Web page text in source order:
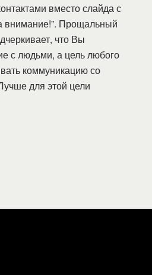
вместо слайда с
внимание!”. Прощальный
что Вы
с людьми, а цель любого
коммуникацию со
для этой цели